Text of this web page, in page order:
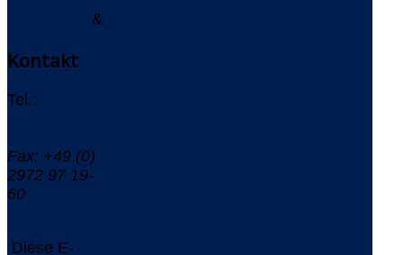
&
Kontakt
Tel.:
Fax: +49 (0)
2972 97 19-
60
Diese E-